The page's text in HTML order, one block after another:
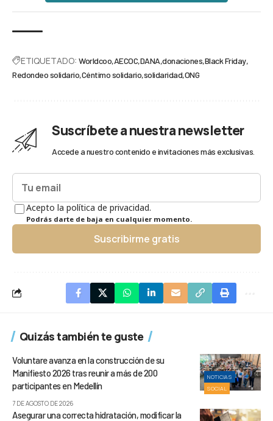
ETIQUETADO: Worldcoo AECOC DANA donaciones Black Friday
Redondeo solidario Céntimo solidario solidaridad ONG
Suscríbete a nuestra newsletter
Accede a nuestro contenido e invitaciones más exclusivas.
Acepto la política de privacidad.
Podrás darte de baja en cualquier momento.
Suscribirme gratis
Quizás también te guste
NOTICIAS
SOCIAL
Voluntare avanza en la construcción de su
Manifiesto 2026 tras reunir a más de 200
participantes en Medellín
7 DE AGOSTO DE 2026
Asegurar una correcta hidratación, modificar la